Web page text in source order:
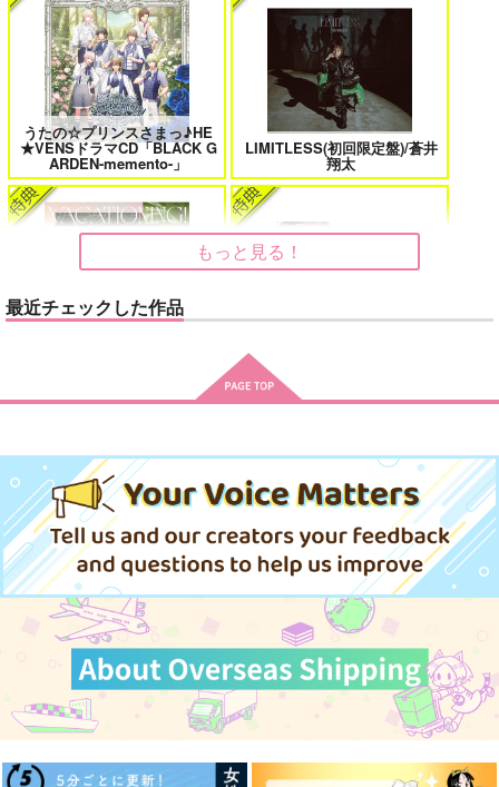
鬼上司・獄寺さんは暴かれたい。 6 恋してくれるな、マイバディ
みなと商事コインランドリー 7 光が死んだ夏 9
夜明けの唄 7
体感予報 2 青と碧 2
きみは最愛のステラ 上下巻 ミルクなきみとビターな彼 2
うたの☆プリンスさまっ♪HE
★VENSドラマCD「BLACK G
ARDEN-memento-」
LIMITLESS(初回限定盤)/蒼井
翔太
ドラマCD「甘くて熱くて息も
春夏秋冬代行者 春の舞 cloud nine(古川 慎盤)/古川慎
もっと見る！
最近チェックした作品